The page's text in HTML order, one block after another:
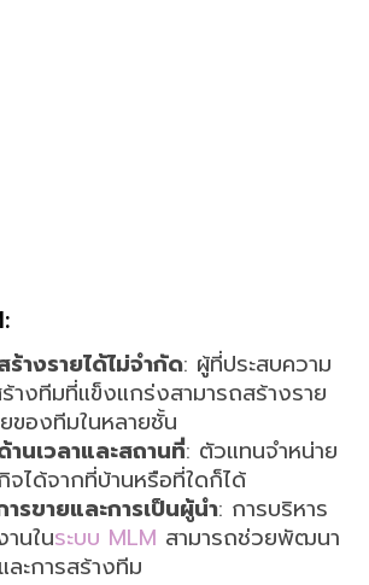
ร้างรายได้ไม่จำกัด: ผู้ที่ประสบความ
ร้างทีมที่แข็งแกร่งสามารถสร้างราย
ของทีมในหลายชั้น
นเวลาและสถานที่: ตัวแทนจำหน่าย
จได้จากที่บ้านหรือที่ใดก็ได้
ขายและการเป็นผู้นำ: การบริหาร
นในระบบ MLM สามารถช่วยพัฒนา
ละการสร้างทีม